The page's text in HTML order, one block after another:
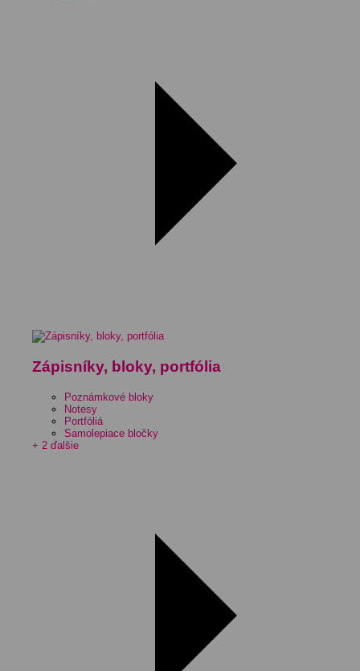
Zápisníky, bloky, portfólia
Poznámkové bloky
Notesy
Portfóliá
Samolepiace bločky
+ 2 ďalšie